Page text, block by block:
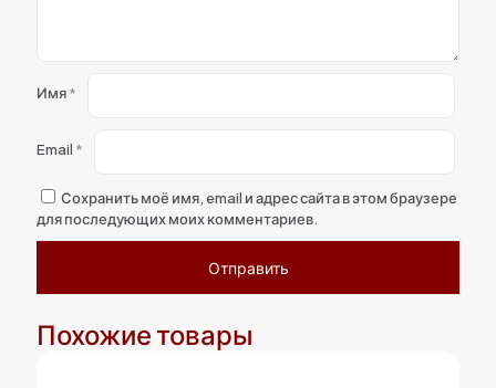
Имя*
Email *
Сохранить моё имя, email и адрес сайта в этом браузере
для последующих моих комментариев.
Похожие товары